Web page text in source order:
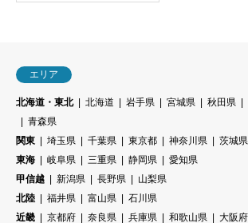
エリア
北海道・東北 北海道 岩手県 宮城県 秋田県
青森県
関東
埼玉県 千葉県 東京都 神奈川県 茨城県
東海
岐阜県 三重県 静岡県
愛知県
甲信越
新潟県 長野県
山梨県
北陸
福井県 富山県
石川県
近畿
京都府 奈良県 兵庫県 和歌山県 大阪府